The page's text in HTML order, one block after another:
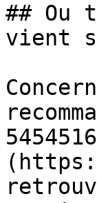
## Ou
vient